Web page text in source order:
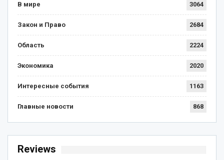
В мире 3064
Закон и Право 2684
Область 2224
Экономика 2020
Интересные события 1163
Главные новости 868
Reviews